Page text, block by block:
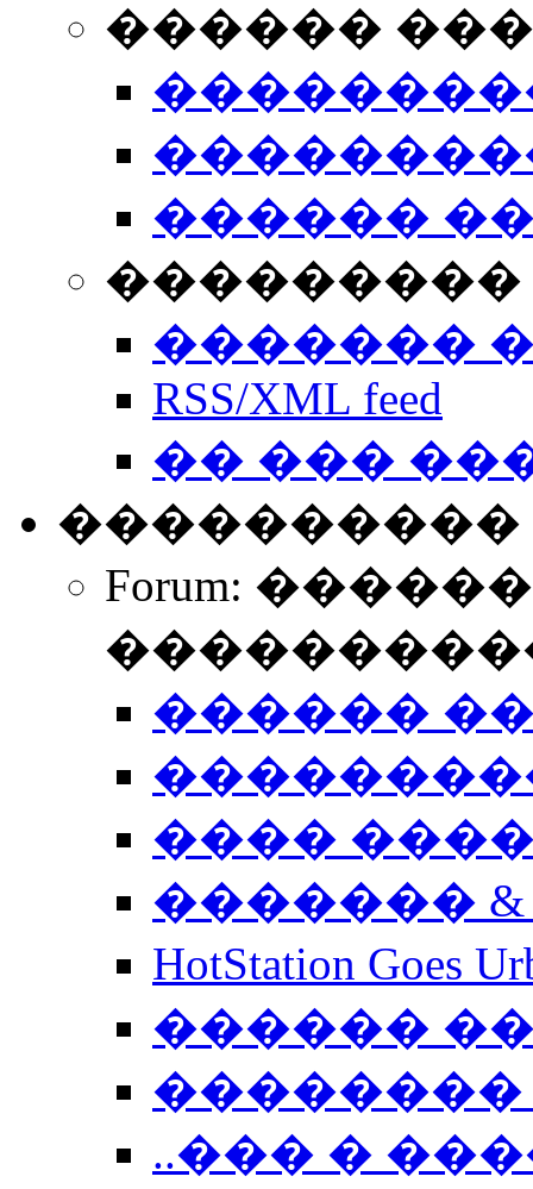
������
������
���������
�������
RSS/XML feed
�� ���
����������
Forum:
������
����
�������
HotStation
������
��������
..��� �